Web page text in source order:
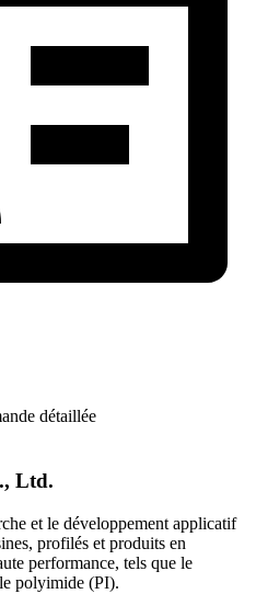
détaillée
Ltd.
et le développement applicatif
profilés et produits en
performance, tels que le
polyimide (PI).